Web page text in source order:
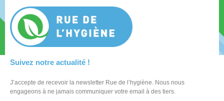
Suivez notre actualité !
J’accepte de recevoir la newsletter Rue de l’hygiène. Nous nous
engageons à ne jamais communiquer votre email à des tiers.